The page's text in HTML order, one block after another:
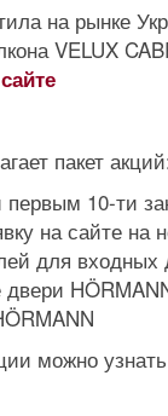
на рынке
VELUX
пакет
первым 10-ти
на сайте на
для входных
можно узнать